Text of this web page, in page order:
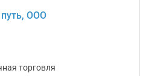
ООО
торговля